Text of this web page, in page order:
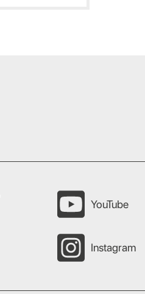
YouTube
Instagram